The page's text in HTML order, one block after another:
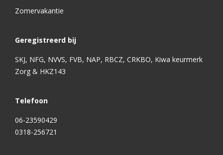
Zomervakantie
Geregistreerd bij
SKJ, NFG, NVVS, FVB, NAP, RBCZ, CRKBO, Kiwa keurmerk
Zorg & HKZ143
Telefoon
06-23590429
0318-256721